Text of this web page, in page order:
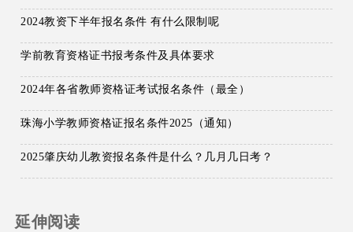
2024教资下半年报名条件 有什么限制呢
学前教育资格证书报考条件及具体要求
2024年各省教师资格证考试报名条件（最全）
珠海小学教师资格证报名条件2025（通知）
2025肇庆幼儿教资报名条件是什么？几月几日考？
延伸阅读